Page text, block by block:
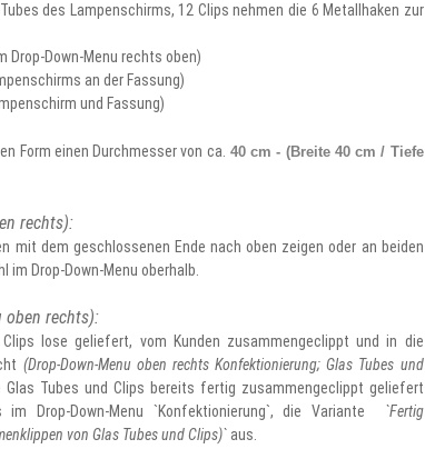
des Lampenschirms, 12 Clips nehmen die 6 Metallhaken zur
Drop-Down-Menu rechts oben)
an der Fassung)
und Fassung)
Form einen Durchmesser von ca. 40 cm - (Breite 40 cm / Tiefe
rechts):
mit dem geschlossenen Ende nach oben zeigen oder an beiden
Drop-Down-Menu oberhalb.
oben rechts):
lose geliefert, vom Kunden zusammengeclippt und in die
(Drop-Down-Menu oben rechts Konfektionierung; Glas Tubes und
Glas Tubes und Clips bereits fertig zusammengeclippt geliefert
Drop-Down-Menu `Konfektionierung`, die Variante
`Fertig
von Glas Tubes und Clips)` aus.